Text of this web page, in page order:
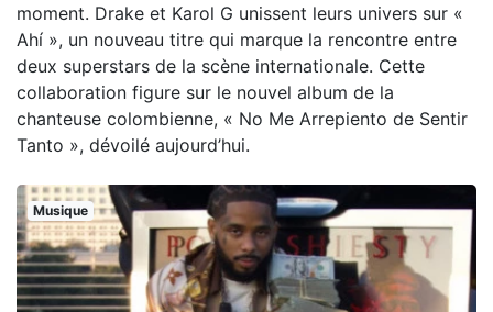
moment. Drake et Karol G unissent leurs univers sur «
Ahí », un nouveau titre qui marque la rencontre entre
deux superstars de la scène internationale. Cette
collaboration figure sur le nouvel album de la
chanteuse colombienne, « No Me Arrepiento de Sentir
Tanto », dévoilé aujourd’hui.
Musique